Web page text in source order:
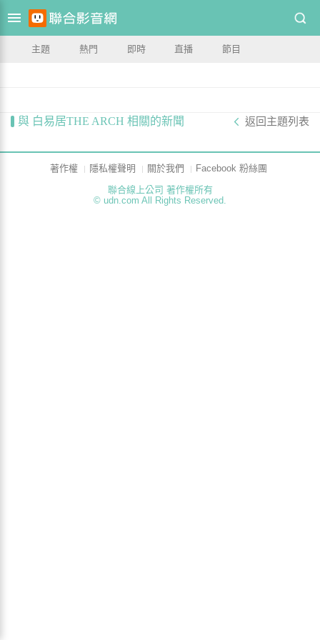
主題 熱門 即時 直播 節目
與 白易居THE ARCH 相關的新聞 返回主題列表
著作權 隱私權聲明 關於我們
Facebook 粉絲團
聯合線上公司 著作權所有
© udn.com All Rights Reserved.